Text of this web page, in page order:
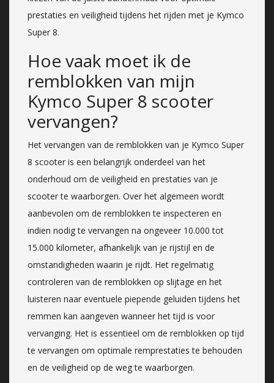
prestaties en veiligheid tijdens het rijden met je Kymco
Super 8.
Hoe vaak moet ik de
remblokken van mijn
Kymco Super 8 scooter
vervangen?
Het vervangen van de remblokken van je Kymco Super
8 scooter is een belangrijk onderdeel van het
onderhoud om de veiligheid en prestaties van je
scooter te waarborgen. Over het algemeen wordt
aanbevolen om de remblokken te inspecteren en
indien nodig te vervangen na ongeveer 10.000 tot
15.000 kilometer, afhankelijk van je rijstijl en de
omstandigheden waarin je rijdt. Het regelmatig
controleren van de remblokken op slijtage en het
luisteren naar eventuele piepende geluiden tijdens het
remmen kan aangeven wanneer het tijd is voor
vervanging. Het is essentieel om de remblokken op tijd
te vervangen om optimale remprestaties te behouden
en de veiligheid op de weg te waarborgen.